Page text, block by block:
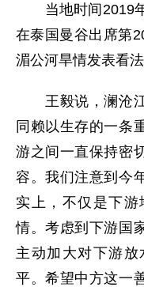
当地时间2019年
在泰国曼谷出席第
湄公河旱情发表看法
王毅说，澜沧江
同赖以生存的一条
游之间一直保持密
容。我们注意到今
实上，不仅是下
情。考虑到下游国
主动加大对下游
平。希望中方这一